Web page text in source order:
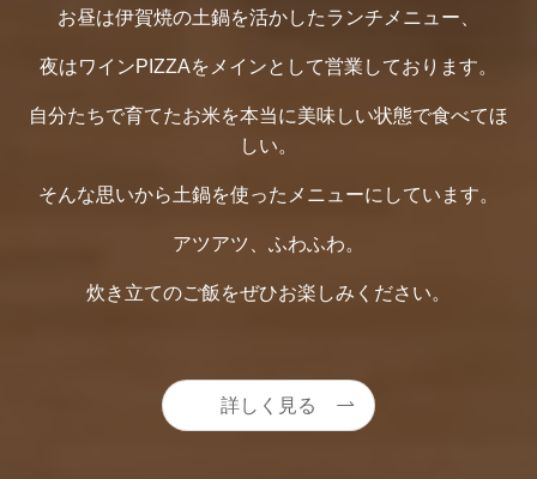
お昼は伊賀焼の土鍋を活かしたランチメニュー、
夜はワインPIZZAをメインとして営業しております。
自分たちで育てたお米を本当に美味しい状態で食べてほ
しい。
そんな思いから土鍋を使ったメニューにしています。
アツアツ、ふわふわ。
炊き立てのご飯をぜひお楽しみください。
詳しく見る